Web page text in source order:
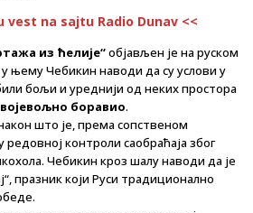
vest na sajtu Radio Dunav <<
из ћелије“објављен је на руском
њему Чебикин наводи да су услови у
бољи и уреднији од неких простора
боравио.
што је, према сопственом
контроли саобраћаја због
Чебикин кроз шалу наводи да је
празник који Руси традиционално